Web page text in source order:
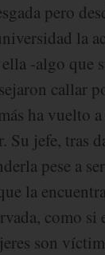
pero
la
-algo que
callar
ha vuelto
Su jefe, tras
pese a
la
como si
son